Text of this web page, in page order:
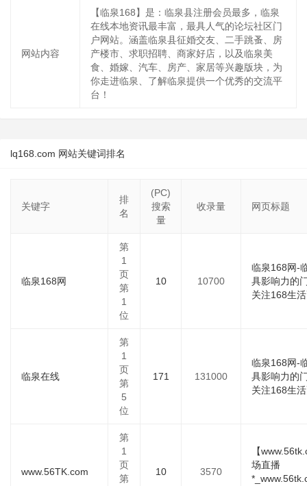
网站内容
【临泉168】是：临泉县注册会员最多，临泉
在线本地资讯最丰富，最具人气的论坛社区门
户网站。涵盖临泉县征婚交友、二手跳蚤、房
产楼市、求职招聘、商家好店，以及临泉美
食、婚嫁、汽车、房产、家居等兴趣版块，为
你走进临泉、了解临泉提供一个优秀的交流平
台！
lq168.com 网站关键词排名
关键字
排
名
(PC)
搜索
量
收录量 网页标题
临泉168网
第
1
页
第
1
位
10 10700
临泉168网-
具影响力的
关注168生
临泉在线
第
1
页
第
5
位
171 131000
临泉168网-
具影响力的
关注168生
www.56TK.com
第
1
页
第
10 3570
【
场直播